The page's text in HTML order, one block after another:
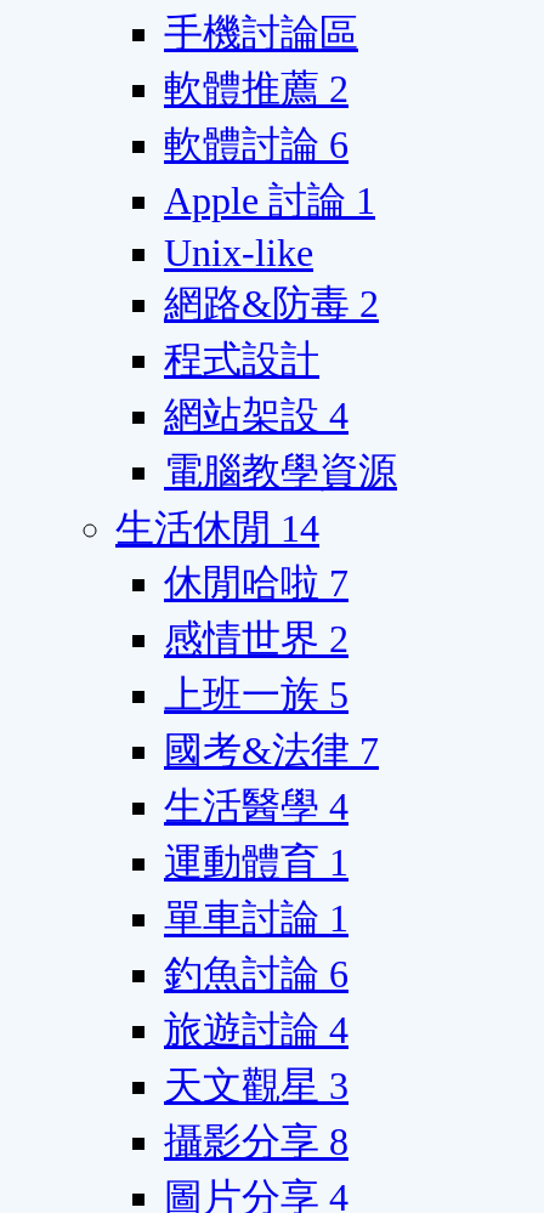
手機討論區
軟體推薦 2
軟體討論 6
Apple 討論 1
Unix-like
網路&防毒 2
程式設計
網站架設 4
電腦教學資源
生活休閒 14
休閒哈啦 7
感情世界 2
上班一族 5
國考&法律 7
生活醫學 4
運動體育 1
單車討論 1
釣魚討論 6
旅遊討論 4
天文觀星 3
攝影分享 8
圖片分享 4